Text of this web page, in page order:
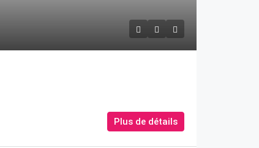
Plus de détails